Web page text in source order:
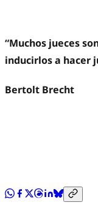
“Muchos jueces
inducirlos a hacer
Bertolt Brecht